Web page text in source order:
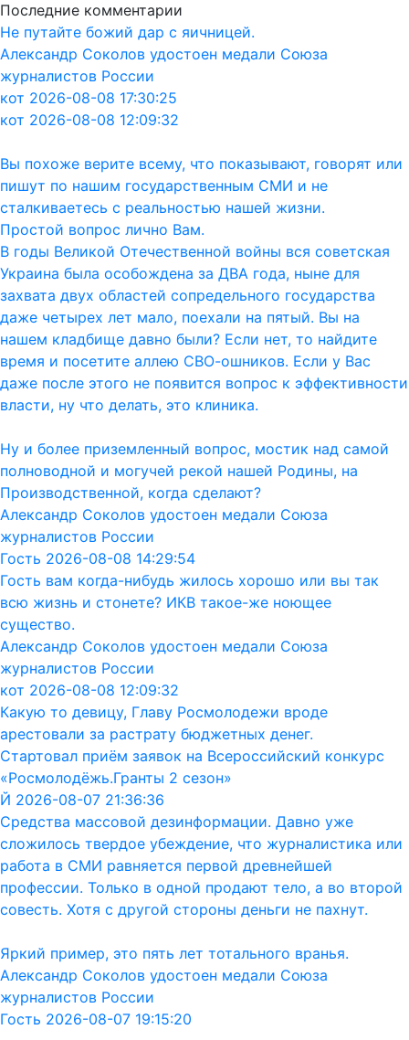
Последние комментарии
Не путайте божий дар с яичницей.
Александр Соколов удостоен медали Союза
журналистов России
кот 2026-08-08 17:30:25
кот 2026-08-08 12:09:32
Вы похоже верите всему, что показывают, говорят или
пишут по нашим государственным СМИ и не
сталкиваетесь с реальностью нашей жизни.
Простой вопрос лично Вам.
В годы Великой Отечественной войны вся советская
Украина была особождена за ДВА года, ныне для
захвата двух областей сопредельного государства
даже четырех лет мало, поехали на пятый. Вы на
нашем кладбище давно были? Если нет, то найдите
время и посетите аллею СВО-ошников. Если у Вас
даже после этого не появится вопрос к эффективности
власти, ну что делать, это клиника.
Ну и более приземленный вопрос, мостик над самой
полноводной и могучей рекой нашей Родины, на
Производственной, когда сделают?
Александр Соколов удостоен медали Союза
журналистов России
Гость 2026-08-08 14:29:54
Гость вам когда-нибудь жилось хорошо или вы так
всю жизнь и стонете? ИКВ такое-же ноющее
существо.
Александр Соколов удостоен медали Союза
журналистов России
кот 2026-08-08 12:09:32
Какую то девицу, Главу Росмолодежи вроде
арестовали за растрату бюджетных денег.
Стартовал приём заявок на Всероссийский конкурс
«Росмолодёжь.Гранты 2 сезон»
Й 2026-08-07 21:36:36
Средства массовой дезинформации. Давно уже
сложилось твердое убеждение, что журналистика или
работа в СМИ равняется первой древнейшей
профессии. Только в одной продают тело, а во второй
совесть. Хотя с другой стороны деньги не пахнут.
Яркий пример, это пять лет тотального вранья.
Александр Соколов удостоен медали Союза
журналистов России
Гость 2026-08-07 19:15:20